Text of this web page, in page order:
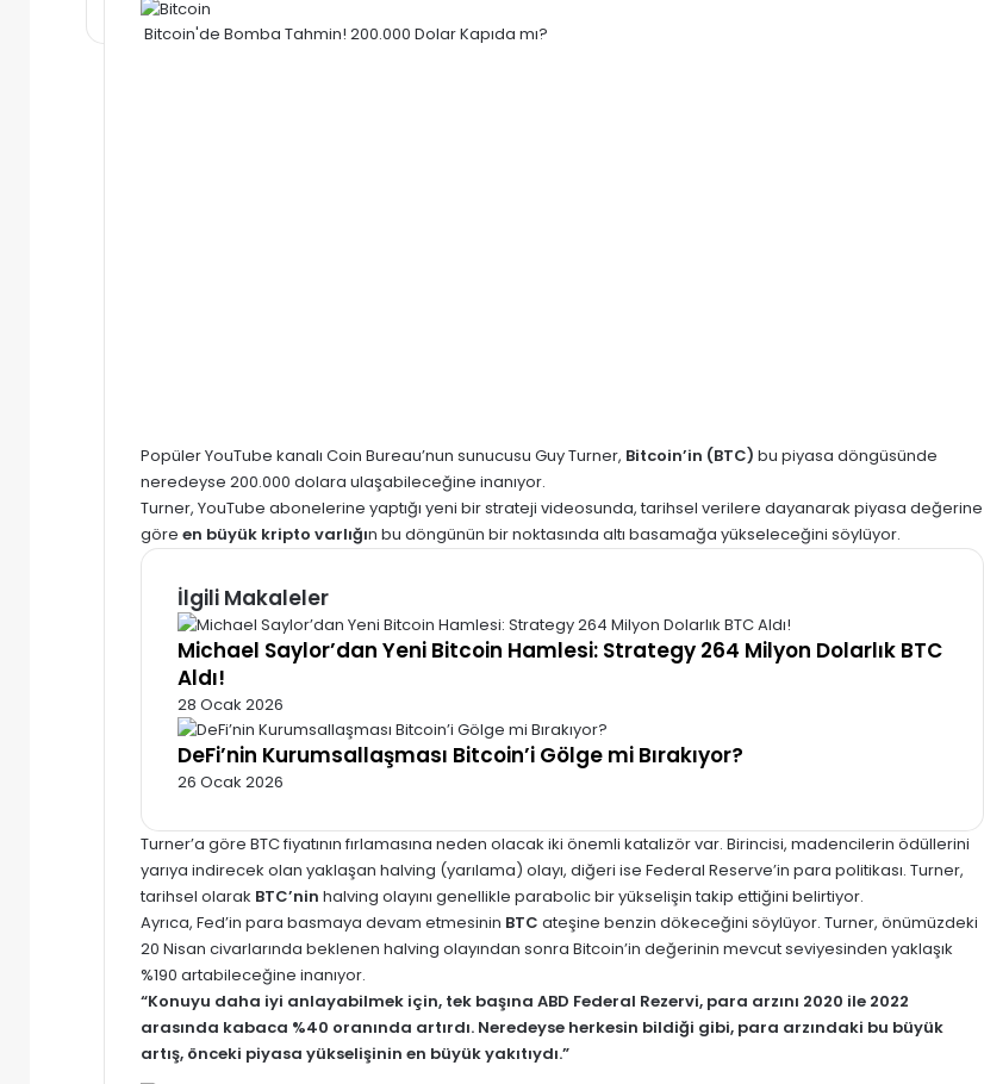
göndermek
Bitcoin'de Bomba Tahmin! 200.000 Dolar Kapıda mı?
Popüler YouTube kanalı Coin Bureau’nun sunucusu Guy Turner, Bitcoin’in (BTC) bu piyasa döngüsünde
neredeyse 200.000 dolara ulaşabileceğine inanıyor.
Turner, YouTube abonelerine yaptığı yeni bir strateji videosunda, tarihsel verilere dayanarak piyasa değerine
göre en büyük kripto varlığın bu döngünün bir noktasında altı basamağa yükseleceğini söylüyor.
İlgili Makaleler
Michael Saylor’dan Yeni Bitcoin Hamlesi: Strategy 264 Milyon Dolarlık BTC
Aldı!
28 Ocak 2026
DeFi’nin Kurumsallaşması Bitcoin’i Gölge mi Bırakıyor?
26 Ocak 2026
Turner’a göre BTC fiyatının fırlamasına neden olacak iki önemli katalizör var. Birincisi, madencilerin ödüllerini
yarıya indirecek olan yaklaşan halving (yarılama) olayı, diğeri ise Federal Reserve’in para politikası. Turner,
tarihsel olarak BTC’nin halving olayını genellikle parabolic bir yükselişin takip ettiğini belirtiyor.
Ayrıca, Fed’in para basmaya devam etmesinin BTC ateşine benzin dökeceğini söylüyor. Turner, önümüzdeki
20 Nisan civarlarında beklenen halving olayından sonra Bitcoin’in değerinin mevcut seviyesinden yaklaşık
%190 artabileceğine inanıyor.
“Konuyu daha iyi anlayabilmek için, tek başına ABD Federal Rezervi, para arzını 2020 ile 2022
arasında kabaca %40 oranında artırdı. Neredeyse herkesin bildiği gibi, para arzındaki bu büyük
artış, önceki piyasa yükselişinin en büyük yakıtıydı.”